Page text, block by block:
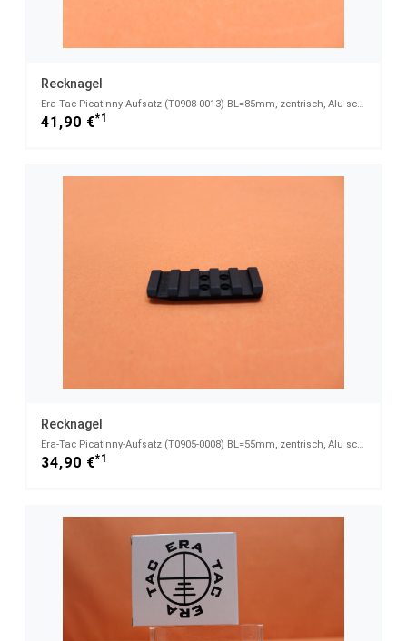
Recknagel
Era-Tac Picatinny-Aufsatz (T0908-0013) BL=85mm, zentrisch, Alu schwarz für ERA-Tac Ringe BH=13mm
41,90 €*1
Recknagel
Era-Tac Picatinny-Aufsatz (T0905-0008) BL=55mm, zentrisch, Alu schwarz für ERA-Tac Ringe BH=8mm
34,90 €*1